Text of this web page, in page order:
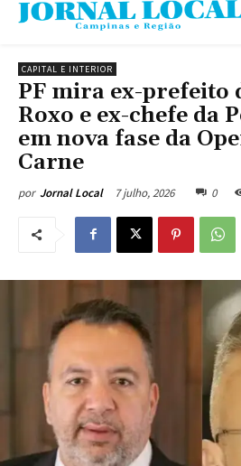
CAPITAL E INTERIOR
PF mira ex-prefeito
Roxo e ex-chefe da
em nova fase da
Carne
por Jornal Local 7 julho, 2026 0